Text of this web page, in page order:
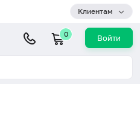
Клиентам
0 Войти